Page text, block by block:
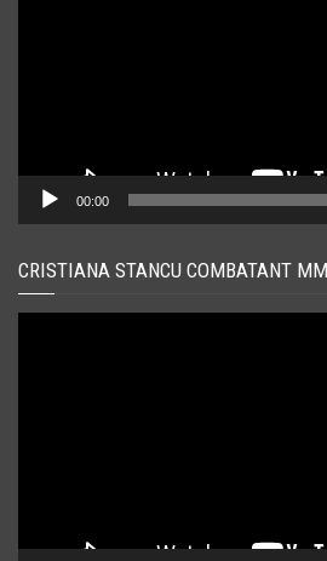
00:00
CRISTIANA STANCU COMBATANT